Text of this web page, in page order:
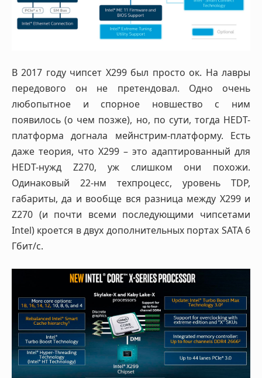
В 2017 году чипсет X299 был просто ок. На лавры
передового он не претендовал. Одно очень
любопытное и спорное новшество с ним
появилось (о чем позже), но, по сути, тогда HEDT-
платформа догнала мейнстрим-платформу. Есть
даже теория, что X299 – это адаптированный для
HEDT-нужд Z270, уж слишком они похожи.
Одинаковый 22-нм техпроцесс, уровень TDP,
габариты, да и вообще вся разница между X299 и
Z270 (и почти всеми последующими чипсетами
Intel) кроется в двух дополнительных портах SATA 6
Гбит/с.